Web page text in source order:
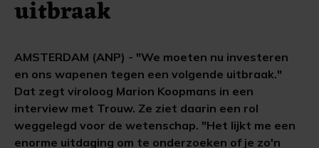
uitbraak
AMSTERDAM (ANP) - "We moeten nu investeren
en ons wapenen tegen een volgende uitbraak."
Dat zegt viroloog Marion Koopmans in een
interview met Trouw. Ze ziet daarin een rol
weggelegd voor de wetenschap. "Het lijkt me een
enorme uitdaging om te onderzoeken of je zo'n